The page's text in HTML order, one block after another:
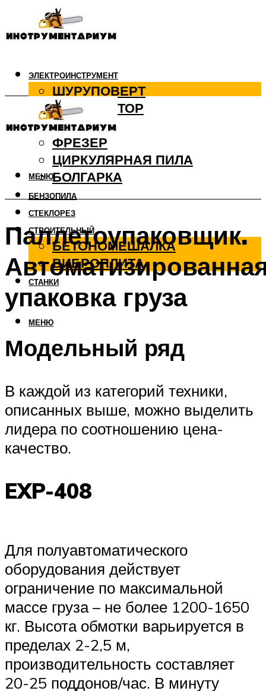
ЭЛЕКТРОИНСТРУМЕНТ
ШУРУПОВЕРТ
ПЕРФОРАТОР
ДРЕЛЬ
ФРЕЗЕР
ЦИРКУЛЯРНАЯ ПИЛА
БОЛГАРКА
БЕНЗОПИЛА
СТЕКЛОРЕЗ
СТРОИТЕЛЬНЫЙ
БЕТОНОМЕШАЛКА
ВИБРОПЛИТА
СТАНКИ
МЕНЮ
МЕНЮ
Паллетоупаковщик.
упаковка груза
Модельный ряд
В каждой из категорий техники,
описанных выше, можно выделить
лидера по соотношению цена-
качество.
EXP-408
Для полуавтоматического
оборудования действует
ограничение по максимальной
массе груза – не более 1200-1650
кг. Высота обмотки варьируется в
пределах 2-2,5 м,
производительность составляет
20-25 поддонов/час. В минуту